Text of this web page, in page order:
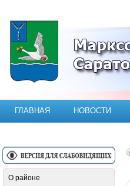
Официальный
ГЛАВНАЯ НОВОСТИ
О районе